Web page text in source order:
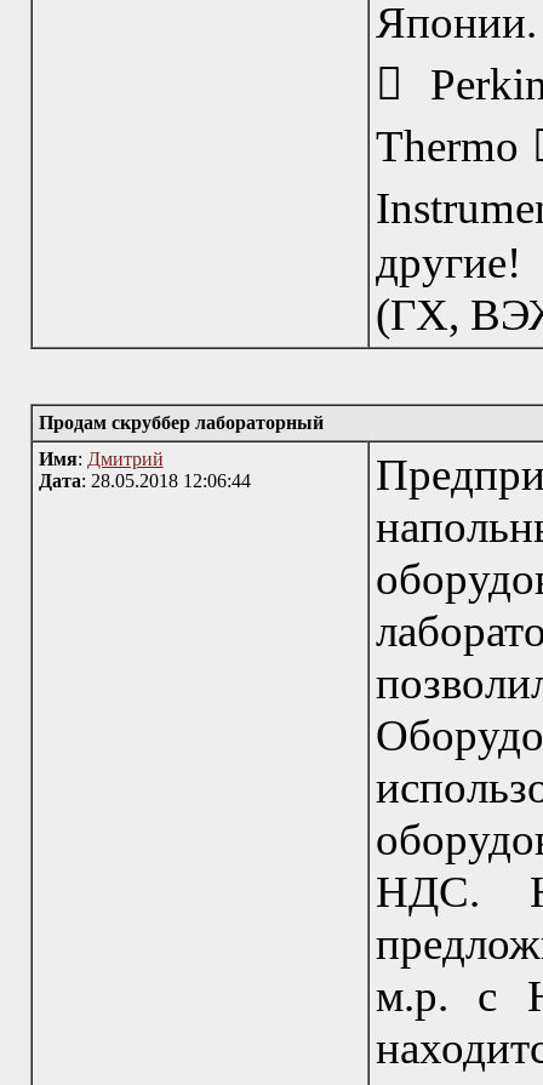

Thermo
(ГХ,
Продам скруббер лабораторный
Имя: Дмитрий
Дата: 28.05.2018 12:06:44
НДС.
м.р. с